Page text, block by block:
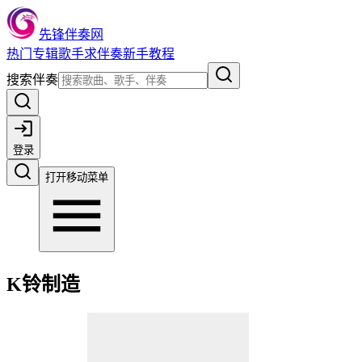
先锋伴奏网
热门 专辑歌手求伴奏新手教程
搜索伴奏
登录
打开移动菜单
K铃制造